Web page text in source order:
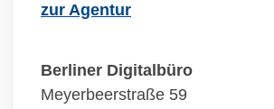
zur Agentur
Berliner Digitalbüro
Meyerbeerstraße 59